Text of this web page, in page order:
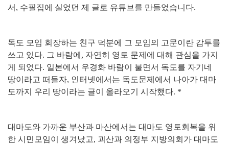
서 , 수필집에 실었던 제 글로 유튜브를 만들었습니다.
독도 모임 회장하는 친구 덕분에 그 모임의 고문이란 감투를
쓰고 있다. 그 바람에 , 자연히 영토 문제에 대해 관심을 가지
게 되었다. 일본에서 우경화 바람이 불면서 독도를 자기네
땅이라고 떠들자, 인터넷에서는 독도문제에서 나아가 대마
도까지 우리 땅이라는 글이 올라오기 시작했다. *
대마도와 가까운 부산과 마산에서는 대마도 영토회복을 위
한 시민모임이 생겨났고, 괴산과 의정부 지방의회가 대마도